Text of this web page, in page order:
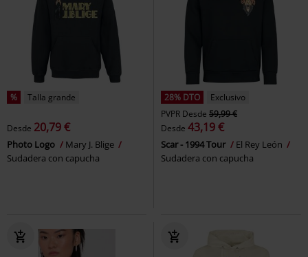
% Talla grande
Desde 20,79 €
Photo Logo
Mary J. Blige
Sudadera con capucha
28% DTO
Exclusivo
PVPR Desde 59,99 €
Desde 43,19 €
Scar - 1994 Tour
El Rey León
Sudadera con capucha